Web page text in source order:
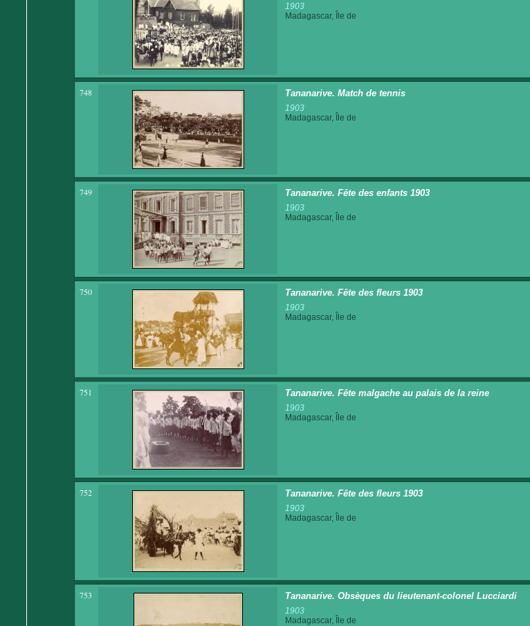
1903
Madagascar, Île de
748 Tananarive. Match de tennis
1903
Madagascar, Île de
749 Tananarive. Fête des enfants 1903
1903
Madagascar, Île de
750 Tananarive. Fête des fleurs 1903
1903
Madagascar, Île de
751 Tananarive. Fête malgache au palais de la reine
1903
Madagascar, Île de
752 Tananarive. Fête des fleurs 1903
1903
Madagascar, Île de
753 Tananarive. Obsèques du lieutenant-colonel Lucciardi
1903
Madagascar, Île de